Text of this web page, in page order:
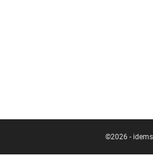
©2026 -